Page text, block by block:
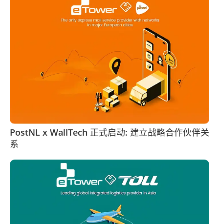
PostNL x WallTech 正式启动: 建立战略合作伙伴关
系